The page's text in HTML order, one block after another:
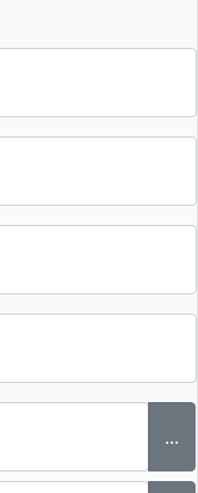
...